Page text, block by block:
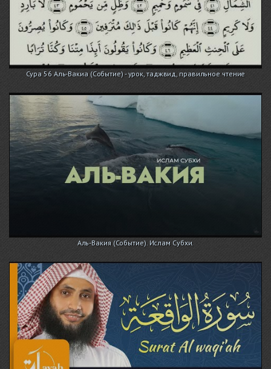
Сура 56 Аль-Вакиа (Событие) - урок, таджвид, правильное чтение
Аль-Вакия (Событие). Ислам Субхи.